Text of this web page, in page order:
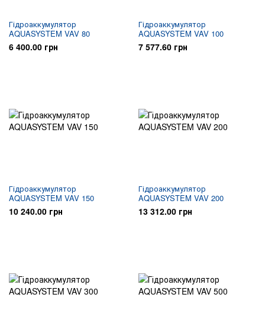
Гідроаккумулятор
AQUASYSTEM VAV 80
6 400.00 грн
Гідроаккумулятор
AQUASYSTEM VAV 100
7 577.60 грн
Гідроаккумулятор
AQUASYSTEM VAV 150
10 240.00 грн
Гідроаккумулятор
AQUASYSTEM VAV 200
13 312.00 грн